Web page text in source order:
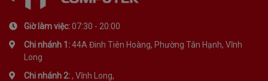
Giờ làm việc:07:30 - 20:00
Chi nhánh 1:44A Đinh Tiên Hoàng, Phường Tân Hạnh, Vĩnh
Long
Chi nhánh 2:, Vĩnh Long,